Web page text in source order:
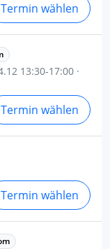
Termin wählen
13:30-17:00 ·
Termin wählen
Termin wählen